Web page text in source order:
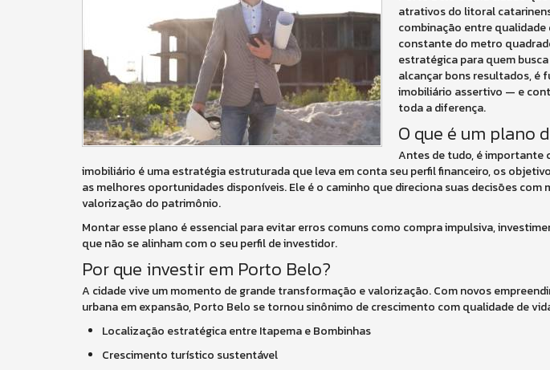
atrativos do litoral
combinação entre
constante do metro
estratégica para quem
alcançar bons resultados, é
imobiliário assertivo — e
toda a diferença.
O que é um plano
Antes de tudo, é importante
imobiliário é uma estratégia estruturada que leva em conta seu perfil financeiro, os
as melhores oportunidades disponíveis. Ele é o caminho que direciona suas decisões com
valorização do patrimônio.
Montar esse plano é essencial para evitar erros comuns como compra impulsiva,
que não se alinham com o seu perfil de investidor.
Por que investir em Porto Belo?
A cidade vive um momento de grande transformação e valorização. Com novos
urbana em expansão, Porto Belo se tornou sinônimo de crescimento com qualidade de
Localização estratégica entre Itapema e Bombinhas
Crescimento turístico sustentável